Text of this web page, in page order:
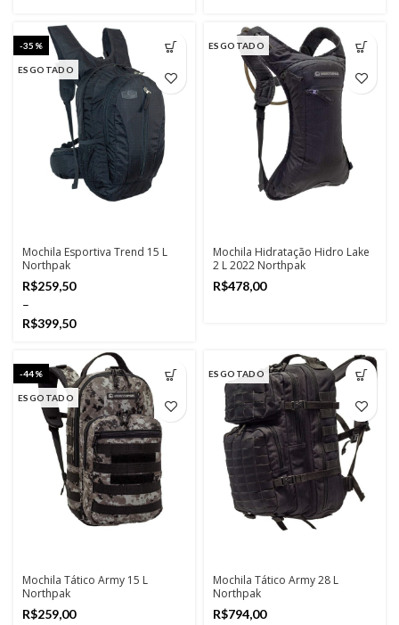
-35%
ESGOTADO
Mochila Esportiva Trend 15 L
Northpak
R$
R$
ESGOTADO
Mochila Hidratação Hidro Lake
2 L 2022 Northpak
R$
-44%
ESGOTADO
Mochila Tático Army 15 L
Northpak
R$
ESGOTADO
Mochila Tático Army 28 L
Northpak
R$